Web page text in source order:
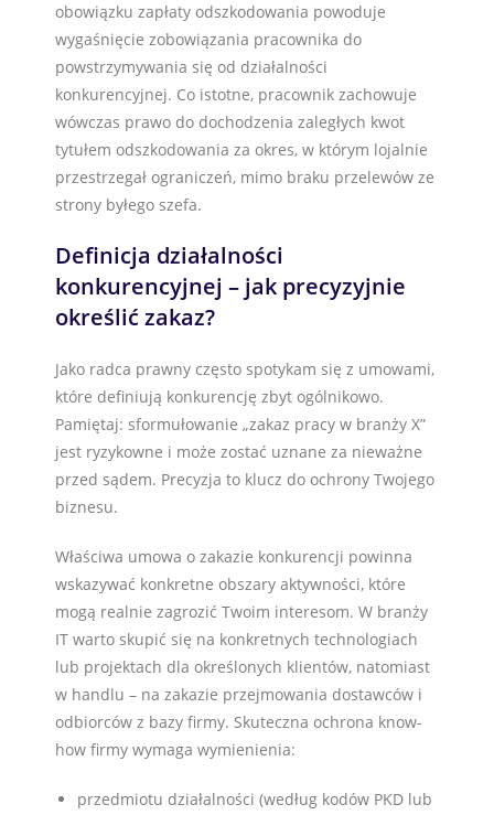
obowiązku zapłaty odszkodowania powoduje
wygaśnięcie zobowiązania pracownika do
powstrzymywania się od działalności
konkurencyjnej. Co istotne, pracownik zachowuje
wówczas prawo do dochodzenia zaległych kwot
tytułem odszkodowania za okres, w którym lojalnie
przestrzegał ograniczeń, mimo braku przelewów ze
strony byłego szefa.
Definicja działalności
konkurencyjnej – jak precyzyjnie
określić zakaz?
Jako radca prawny często spotykam się z umowami,
które definiują konkurencję zbyt ogólnikowo.
Pamiętaj: sformułowanie „zakaz pracy w branży X”
jest ryzykowne i może zostać uznane za nieważne
przed sądem. Precyzja to klucz do ochrony Twojego
biznesu.
Właściwa umowa o zakazie konkurencji powinna
wskazywać konkretne obszary aktywności, które
mogą realnie zagrozić Twoim interesom. W branży
IT warto skupić się na konkretnych technologiach
lub projektach dla określonych klientów, natomiast
w handlu – na zakazie przejmowania dostawców i
odbiorców z bazy firmy. Skuteczna ochrona know-
how firmy wymaga wymienienia:
przedmiotu działalności (według kodów PKD lub